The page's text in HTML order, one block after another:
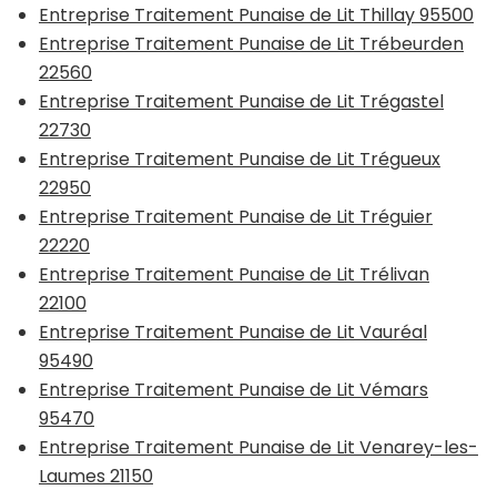
Entreprise Traitement Punaise de Lit Thillay 95500
Entreprise Traitement Punaise de Lit Trébeurden
22560
Entreprise Traitement Punaise de Lit Trégastel
22730
Entreprise Traitement Punaise de Lit Trégueux
22950
Entreprise Traitement Punaise de Lit Tréguier
22220
Entreprise Traitement Punaise de Lit Trélivan
22100
Entreprise Traitement Punaise de Lit Vauréal
95490
Entreprise Traitement Punaise de Lit Vémars
95470
Entreprise Traitement Punaise de Lit Venarey-les-
Laumes 21150